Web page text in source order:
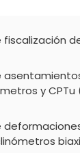
fiscalización
y CPTu